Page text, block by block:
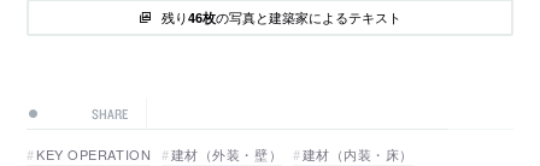
残り46枚の写真と建築家によるテキスト
SHARE
KEY OPERATION 建材（外装・壁）
建材（内装・床）